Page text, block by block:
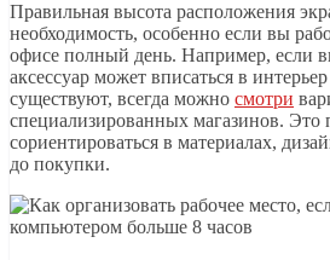
Правильная высота расположения
необходимость, особенно если вы
офисе полный день. Например, если
аксессуар может вписаться в
существуют, всегда можно смотри
специализированных магазинов. Это
сориентироваться в материалах,
до покупки.